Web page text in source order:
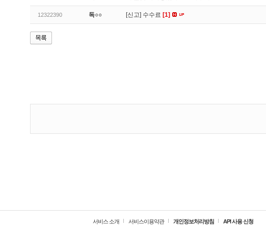
12322390 독○○ [신고] 수수료 [1]
서비스 소개 서비스이용약관 개인정보처리방침 API 사용 신청